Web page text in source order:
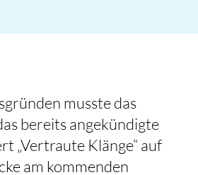
musste das
bereits angekündigte
„Vertraute Klänge“ auf
am kommenden